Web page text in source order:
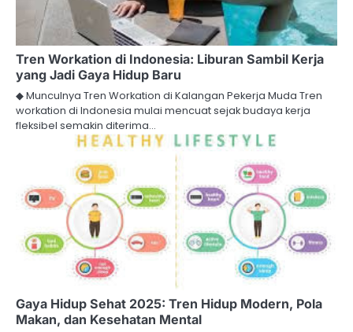
Tren Workation di Indonesia: Liburan Sambil Kerja
yang Jadi Gaya Hidup Baru
◆ Munculnya Tren Workation di Kalangan Pekerja Muda Tren
workation di Indonesia mulai mencuat sejak budaya kerja
fleksibel semakin diterima…
Gaya Hidup Sehat 2025: Tren Hidup Modern, Pola
Makan, dan Kesehatan Mental